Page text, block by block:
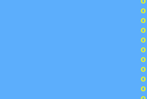
o
o
o
o
o
o
o
o
o